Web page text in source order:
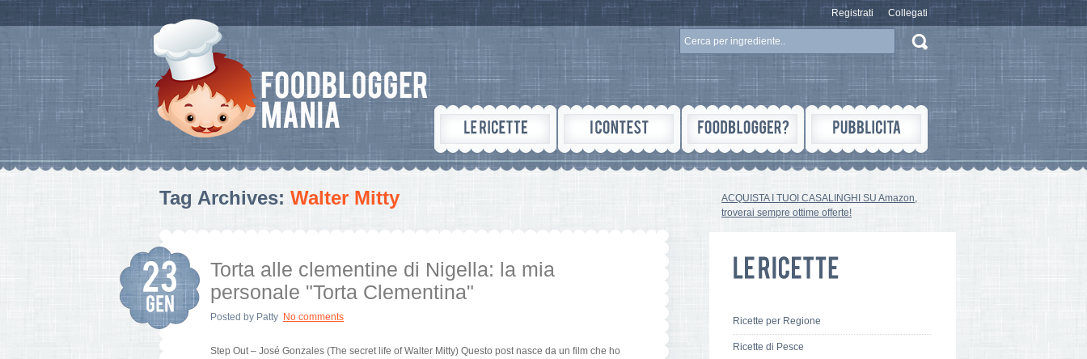
Registrati Collegati
Tag Archives: Walter Mitty
Torta alle clementine di Nigella: la mia
personale "Torta Clementina"
Posted by Patty No comments
Step Out – José Gonzales (The secret life of Walter Mitty) Questo post nasce da un film che ho
ACQUISTA I TUOI CASALINGHI SU Amazon,
troverai sempre ottime offerte!
Ricette per Regione
Ricette di Pesce